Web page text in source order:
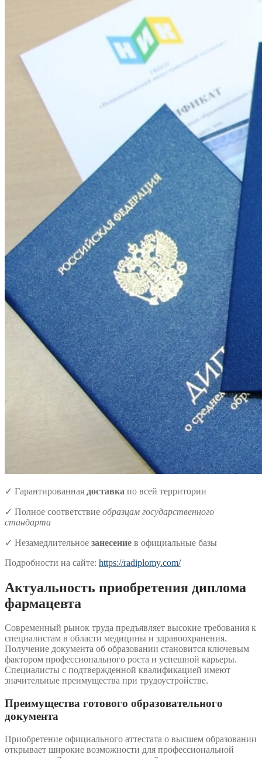
✓ Гарантированная доставка по всей территории
✓ Полное соответствие образцам государственного
стандарта
✓ Незамедлительное занесение в официальные базы
Подробности на сайте: https://radiplomy.com/
Актуальность приобретения диплома
фармацевта
Современный рынок труда предъявляет высокие требования к
специалистам в области медицины и здравоохранения.
Получение документа об образовании становится ключевым
фактором профессионального роста и успешной карьеры.
Специалисты с подтвержденной квалификацией имеют
значительные преимущества при трудоустройстве.
Преимущества готового образовательного
документа
Приобретение официального аттестата о высшем образовании
открывает широкие возможности для профессиональной